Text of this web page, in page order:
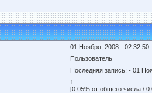
01 Ноября, 2008 - 02:32:50
Пользователь
Последняя запись: - 01
1
[0.05% от общего числа /